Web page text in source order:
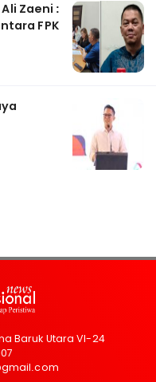
Zaeni :
FPK
Baruk Utara VI-24